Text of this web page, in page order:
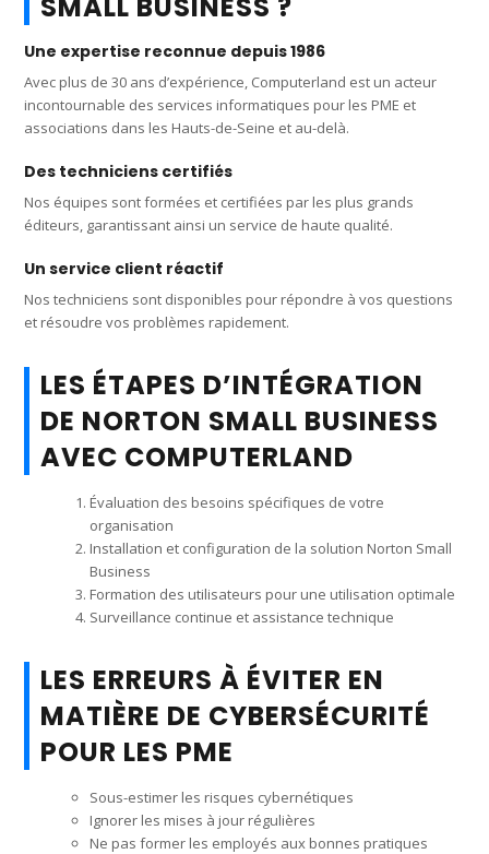
Une expertise reconnue depuis 1986
Avec plus de 30 ans d’expérience, Computerland est un acteur
incontournable des services informatiques pour les PME et
associations dans les Hauts-de-Seine et au-delà.
Des techniciens certifiés
Nos équipes sont formées et certifiées par les plus grands
éditeurs, garantissant ainsi un service de haute qualité.
Un service client réactif
Nos techniciens sont disponibles pour répondre à vos questions
et résoudre vos problèmes rapidement.
LES ÉTAPES D’INTÉGRATION
DE NORTON SMALL BUSINESS
AVEC COMPUTERLAND
Évaluation des besoins spécifiques de votre
organisation
Installation et configuration de la solution Norton Small
Business
Formation des utilisateurs pour une utilisation optimale
Surveillance continue et assistance technique
LES ERREURS À ÉVITER EN
MATIÈRE DE CYBERSÉCURITÉ
POUR LES PME
Sous-estimer les risques cybernétiques
Ignorer les mises à jour régulières
Ne pas former les employés aux bonnes pratiques